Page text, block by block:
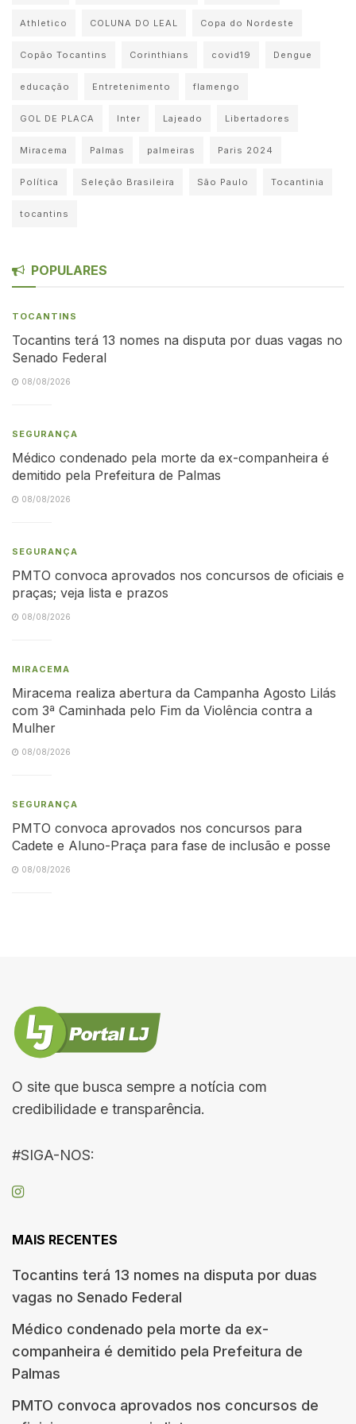
Athletico COLUNA DO LEAL Copa do Nordeste
Copão Tocantins Corinthians covid19 Dengue
educação Entretenimento flamengo
GOL DE PLACA Inter Lajeado Libertadores
Miracema Palmas palmeiras Paris 2024
Política Seleção Brasileira São Paulo Tocantinia
tocantins
POPULARES
TOCANTINS
Tocantins terá 13 nomes na disputa por duas vagas no
Senado Federal
08/08/2026
SEGURANÇA
Médico condenado pela morte da ex-companheira é
demitido pela Prefeitura de Palmas
08/08/2026
SEGURANÇA
PMTO convoca aprovados nos concursos de oficiais e
praças; veja lista e prazos
08/08/2026
MIRACEMA
Miracema realiza abertura da Campanha Agosto Lilás
com 3ª Caminhada pelo Fim da Violência contra a
Mulher
08/08/2026
SEGURANÇA
PMTO convoca aprovados nos concursos para
Cadete e Aluno-Praça para fase de inclusão e posse
08/08/2026
O site que busca sempre a notícia com
credibilidade e transparência.
#SIGA-NOS:
MAIS RECENTES
Tocantins terá 13 nomes na disputa por duas
vagas no Senado Federal
Médico condenado pela morte da ex-
companheira é demitido pela Prefeitura de
Palmas
PMTO convoca aprovados nos concursos de